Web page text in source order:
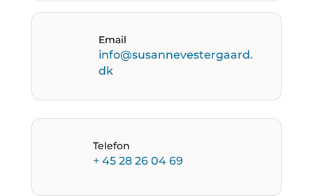
Email
info@susannevestergaard.
dk
Telefon
+ 45 28 26 04 69